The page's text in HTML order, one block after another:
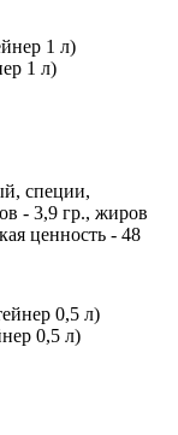
1 л)
специи,
- 3,9 гр., жиров
ценность - 48
0,5 л)